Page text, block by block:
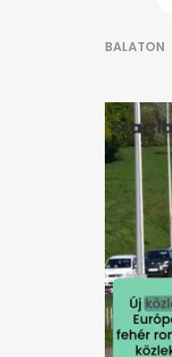
BALATON